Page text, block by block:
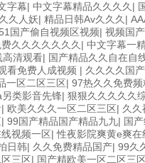
字幕| 中文字幕精品久久久久 |
久人妖| 精品日韩Av久久久 |
51国产偷自视频区视频| 视频国
久久久久久久久 | 中文字幕一
高清观看| 国产精品久久自在自
看免费人成视频 | 久久久久国
一区二区三区| 97热久久免费
类影音先锋| 狠狠久久久久久
| 欧美久久久一区二区三区| 久久
| 99国产精品国产精品九九| 国
视频一区|性夜影院爽黄e爽在
日韩| 久久免费精品国产| 99久
三区| 国产精欧美一区二区三